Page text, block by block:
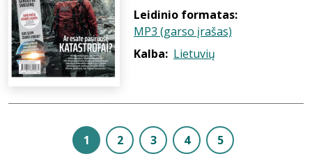
Leidinio formatas:
MP3 (garso įrašas)
Kalba: Lietuvių
1 2 3 4 5